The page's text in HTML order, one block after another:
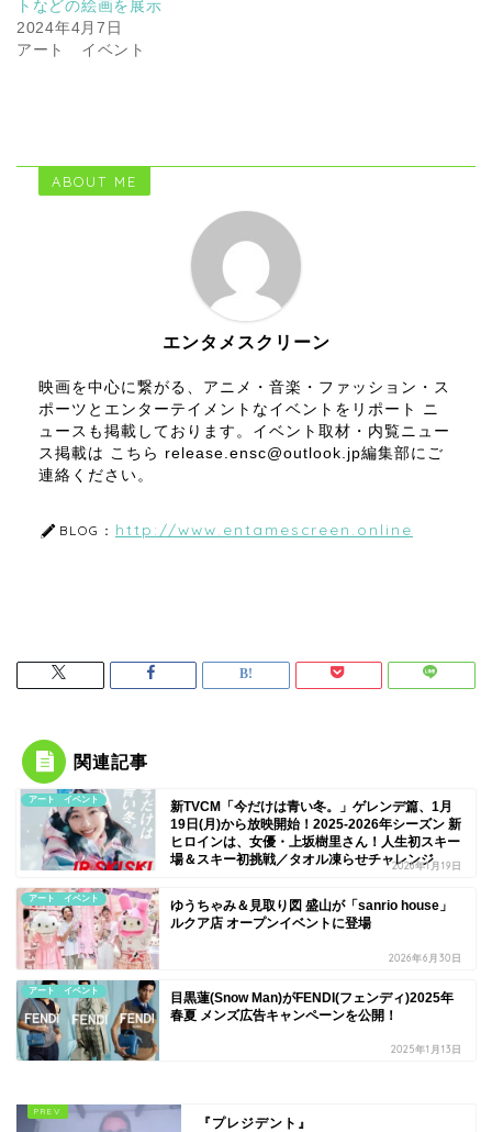
トなどの絵画を展示
2024年4月7日
アート イベント
ABOUT ME
エンタメスクリーン
映画を中心に繋がる、アニメ・音楽・ファッション・ス
ポーツとエンターテイメントなイベントをリポート ニ
ュースも掲載しております。イベント取材・内覧ニュー
ス掲載は こちら release.ensc@outlook.jp編集部にご
連絡ください。
BLOG： http://www.entamescreen.online
関連記事
アート イベント
新TVCM「今だけは青い冬。」ゲレンデ篇、1月
19日(月)から放映開始！2025-2026年シーズン 新
ヒロインは、女優・上坂樹里さん！人生初スキー
場＆スキー初挑戦／タオル凍らせチャレンジ
2026年1月19日
アート イベント
ゆうちゃみ＆見取り図 盛山が「sanrio house」
ルクア店 オープンイベントに登場
2026年6月30日
アート イベント
目黒蓮(Snow Man)がFENDI(フェンディ)2025年
春夏 メンズ広告キャンペーンを公開！
2025年1月13日
『プレジデント』